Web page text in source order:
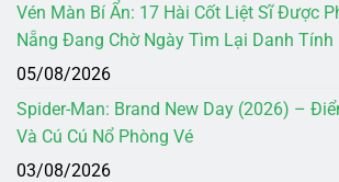
Vén Màn Bí Ẩn: 17 Hài Cốt Liệt Sĩ Được
Nẵng Đang Chờ Ngày Tìm Lại Danh Tính
05/08/2026
Spider-Man: Brand New Day (2026) –
Và Cú Cú Nổ Phòng Vé
03/08/2026